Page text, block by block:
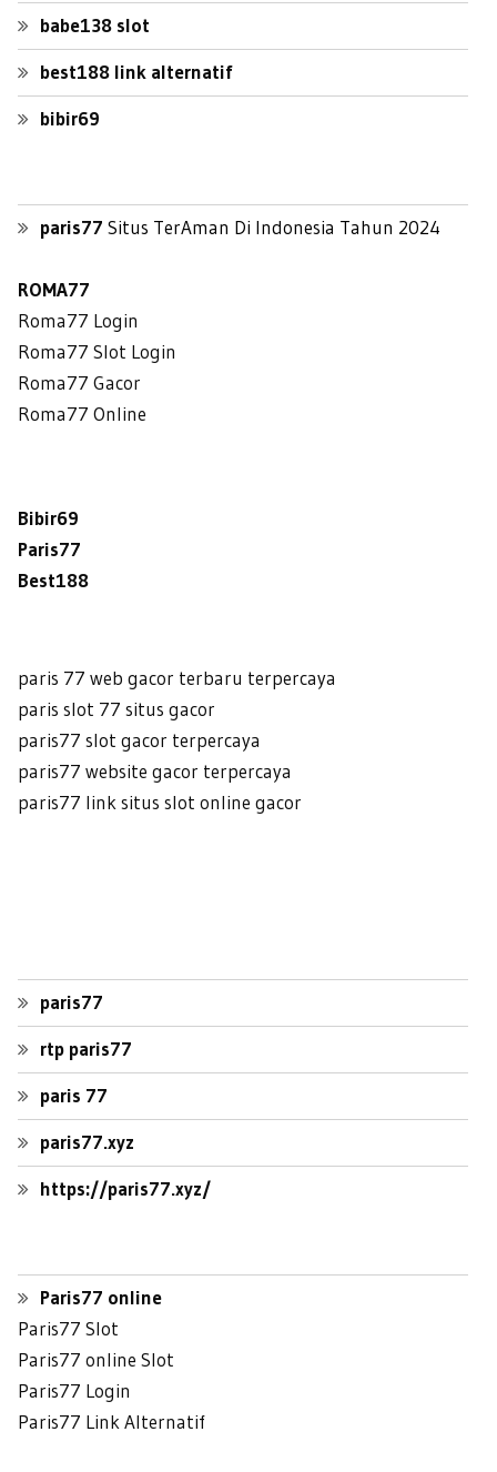
babe138 slot
best188 link alternatif
bibir69
paris77 Situs TerAman Di Indonesia Tahun 2024
ROMA77
Roma77 Login
Roma77 Slot Login
Roma77 Gacor
Roma77 Online
Bibir69
Paris77
Best188
paris 77 web gacor terbaru terpercaya
paris slot 77 situs gacor
paris77 slot gacor terpercaya
paris77 website gacor terpercaya
paris77 link situs slot online gacor
paris77
rtp paris77
paris 77
paris77.xyz
https://paris77.xyz/
Paris77 online
Paris77 Slot
Paris77 online Slot
Paris77 Login
Paris77 Link Alternatif